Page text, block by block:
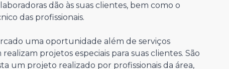
dão às suas clientes, bem como o
das profissionais.
uma oportunidade além de serviços
projetos especiais para suas clientes. São
um projeto realizado por profissionais da área,